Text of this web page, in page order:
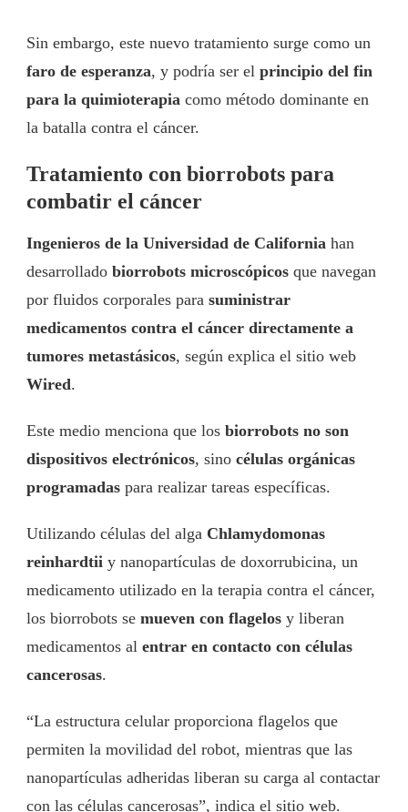
Sin embargo, este nuevo tratamiento surge como un
faro de esperanza, y podría ser el principio del fin
para la quimioterapia como método dominante en
la batalla contra el cáncer.
Tratamiento con biorrobots para
combatir el cáncer
Ingenieros de la Universidad de California han
desarrollado biorrobots microscópicos que navegan
por fluidos corporales para suministrar
medicamentos contra el cáncer directamente a
tumores metastásicos, según explica el sitio web
Wired.
Este medio menciona que los biorrobots no son
dispositivos electrónicos, sino células orgánicas
programadas para realizar tareas específicas.
Utilizando células del alga Chlamydomonas
reinhardtii y nanopartículas de doxorrubicina, un
medicamento utilizado en la terapia contra el cáncer,
los biorrobots se mueven con flagelos y liberan
medicamentos al entrar en contacto con células
cancerosas.
“La estructura celular proporciona flagelos que
permiten la movilidad del robot, mientras que las
nanopartículas adheridas liberan su carga al contactar
con las células cancerosas”, indica el sitio web.